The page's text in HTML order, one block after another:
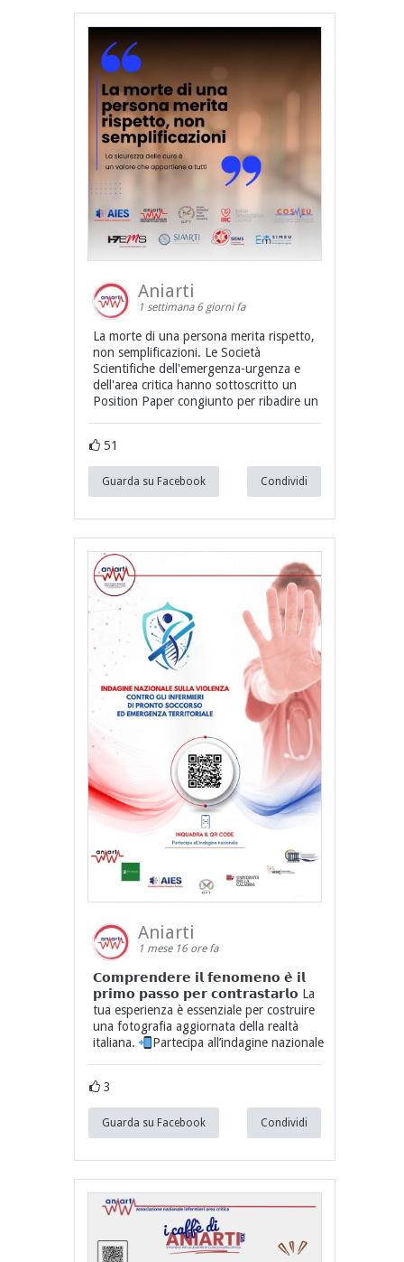
Aniarti
1 settimana 6 giorni fa
La morte di una persona merita rispetto,
non semplificazioni. Le Società
Scientifiche dell'emergenza-urgenza e
dell'area critica hanno sottoscritto un
Position Paper congiunto per ribadire un
51
Guarda su Facebook Condividi
Aniarti
1 mese 16 ore fa
𝗖𝗼𝗺𝗽𝗿𝗲𝗻𝗱𝗲𝗿𝗲 𝗶𝗹 𝗳𝗲𝗻𝗼𝗺𝗲𝗻𝗼 𝗲̀ 𝗶𝗹
𝗽𝗿𝗶𝗺𝗼 𝗽𝗮𝘀𝘀𝗼 𝗽𝗲𝗿 𝗰𝗼𝗻𝘁𝗿𝗮𝘀𝘁𝗮𝗿𝗹𝗼 La
tua esperienza è essenziale per costruire
una fotografia aggiornata della realtà
italiana.
Partecipa all’indagine nazionale
3
Guarda su Facebook Condividi